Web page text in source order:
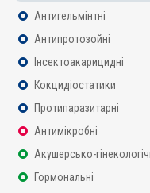
Антигельмінтні
Антипротозойні
Інсектоакарицидні
Кокцидіостатики
Протипаразитарні
Антимікробні
Акушерсько-
Гормональні